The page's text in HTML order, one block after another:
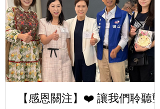
【感恩關注】❤️ 讓我們聆聽聾